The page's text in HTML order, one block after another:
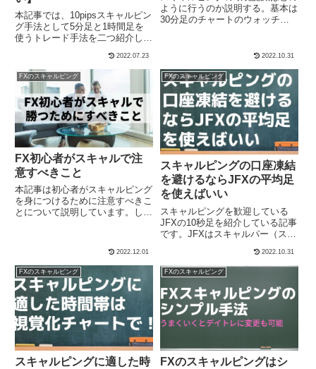
本記事では、10pipsスキャルピン
グ手法として5分足と1時間足を
使うトレード手法を二つ紹介しま
れる指標トレード。もう一つは時
間の変わり目を狙って指値でエン
トリーして、あとは指値、逆指値
で10ピップスを狙うIFDOCOの手
法です。
2022.07.23
ように行うのか説明する。基本は
30分足のチャートのウォッチン
2022.10.31
FXのスキャルピング
FX初心者がスキャルで注
意すべきこと
本記事は初心者がスキャルピング
を身につけるために注意すべきこ
とについて説明しています。して
的に覚えること、損切りができる
ようになること、資金管理の徹底
です。
2022.12.01
FXのスキャルピング
スキャルピングの口座凍結
を避けるならJFXの平均足
を使えばいい
スキャルピングを歓迎している
JFXの10秒足を紹介している記事
です。JFXはスキャルパー（スキ
するツールがしっかり揃っていま
す。
2022.10.31
FXのスキャルピング
スキャルピングに適した時
FXのスキャルピング
FXのスキャルピングはシ